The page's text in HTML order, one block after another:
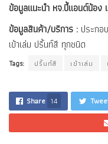
ข้อมูลแนะนำ หจ.ปี้แอนด์น้อง
ข้อมูลสินค้า/บริการ : ประกอ
เข้าเล่ม ปริ้นท์สี ทุกชนิด
Tags: ปริ้นท์สี เข้าเล่ม
Share 14